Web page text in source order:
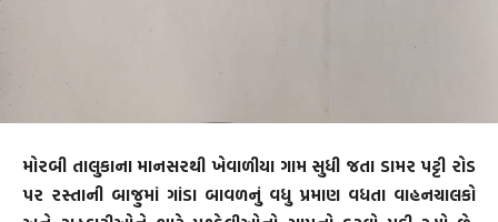
મોરબી તાલુકાના માનસરથી ખેવાળીયા ગામ સુધી જતા ડામર પટ્ટી રોડ
પર રસ્તાની બાજુમાં ગાંડા બાવળનું વધુ પ્રમાણ વધતા વાહનચાલકો